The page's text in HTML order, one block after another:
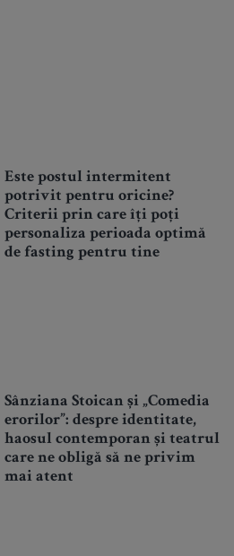
Este postul intermitent
potrivit pentru oricine?
Criterii prin care îți poți
personaliza perioada optimă
de fasting pentru tine
Sânziana Stoican și „Comedia
erorilor”: despre identitate,
haosul contemporan și teatrul
care ne obligă să ne privim
mai atent